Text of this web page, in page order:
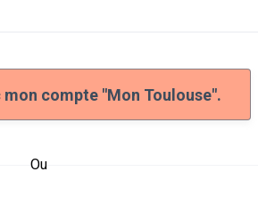
compte "Mon Toulouse".
Ou